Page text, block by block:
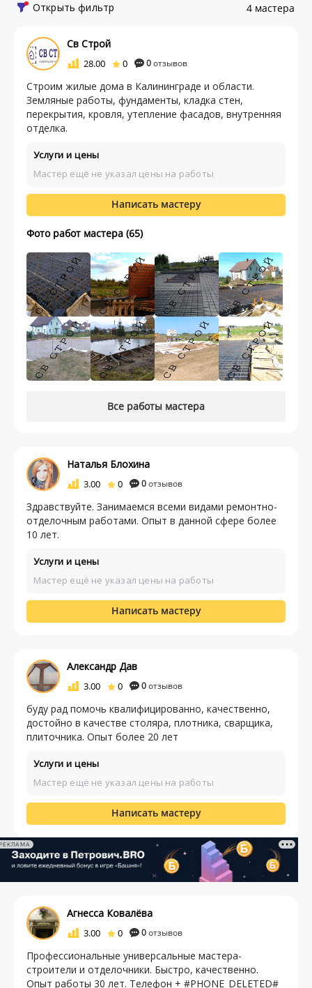
Открыть фильтр 4 мастера
Св Строй
28.00 0 0отзывов
Строим жилые дома в Калининграде и области.
Земляные работы, фундаменты, кладка стен,
перекрытия, кровля, утепление фасадов, внутренняя
отделка.
Услуги и цены
Мастер ещё не указал цены на работы
Написать мастеру
Фото работ мастера (65)
Все работы мастера
Наталья Блохина
3.00 0 0отзывов
Здравствуйте. Занимаемся всеми видами ремонтно-
отделочным работами. Опыт в данной сфере более
10 лет.
Услуги и цены
Мастер ещё не указал цены на работы
Написать мастеру
Александр Дав
3.00 0 0отзывов
буду рад помочь квалифицированно, качественно,
достойно в качестве столяра, плотника, сварщика,
плиточника. Опыт более 20 лет
Услуги и цены
Мастер ещё не указал цены на работы
Написать мастеру
Агнесса Ковалёва
3.00 0 0отзывов
Профессиональные универсальные мастера-
строители и отделочники. Быстро, качественно.
Опыт работы 30 лет. Телефон + #PHONE_DELETED#